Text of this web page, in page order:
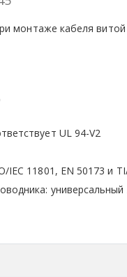
монтаже кабеля
UL 94-V2
IEC 11801, EN 50173 и
универсальный